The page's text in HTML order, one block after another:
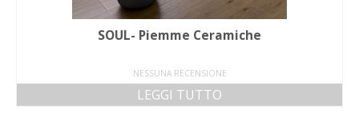
SOUL- Piemme Ceramiche
NESSUNA RECENSIONE
LEGGI TUTTO